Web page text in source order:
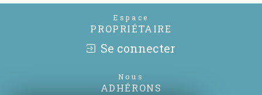
Espace
PROPRIÉTAIRE
Se connecter
Nous
ADHÉRONS